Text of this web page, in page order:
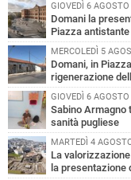
GIOVEDÌ 6 AGOSTO
Domani la
Piazza antistante
MERCOLEDÌ 5
Domani, in
rigenerazione
GIOVEDÌ 6 AGOSTO
Sabino Armagno
sanità pugliese
MARTEDÌ 4
La
la presentazione